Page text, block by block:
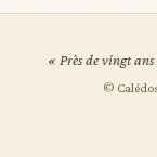
« Près de vingt
©